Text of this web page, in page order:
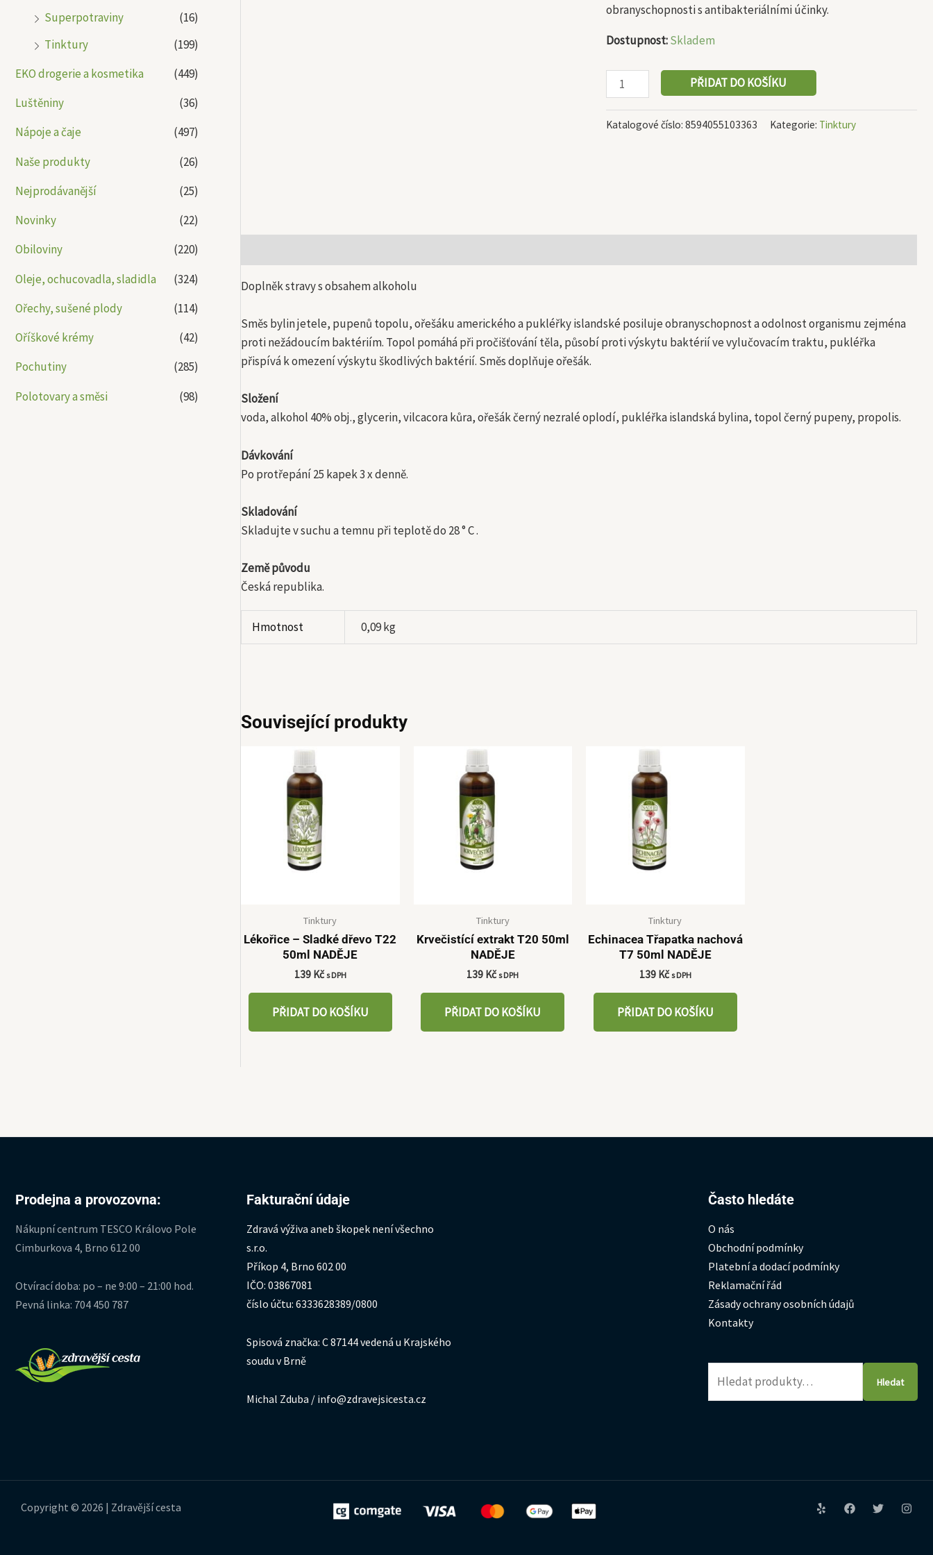
Superpotraviny
(16)
Tinktury
(199)
EKO drogerie a kosmetika
(449)
Luštěniny
(36)
Nápoje a čaje
(497)
Naše produkty
(26)
Nejprodávanější
(25)
Novinky
(22)
Obiloviny
(220)
Oleje, ochucovadla, sladidla
(324)
Ořechy, sušené plody
(114)
Oříškové krémy
(42)
Pochutiny
(285)
Polotovary a směsi
(98)
obranyschopnosti s antibakteriálními účinky.
Dostupnost:Skladem
PŘIDAT DO KOŠÍKU
Katalogové číslo: 8594055103363 Kategorie: Tinktury
Doplněk stravy s obsahem alkoholu
Směs bylin jetele, pupenů topolu, ořešáku amerického a pukléřky islandské posiluje obranyschopnost a odolnost organismu zejména
proti nežádoucím baktériím. Topol pomáhá při pročišťování těla, působí proti výskytu baktérií ve vylučovacím traktu, pukléřka
přispívá k omezení výskytu škodlivých baktérií. Směs doplňuje ořešák.
Složení
voda, alkohol 40% obj., glycerin, vilcacora kůra, ořešák černý nezralé oplodí, pukléřka islandská bylina, topol černý pupeny, propolis.
Dávkování
Po protřepání 25 kapek 3 x denně.
Skladování
Skladujte v suchu a temnu při teplotě do 28 ° C .
Země původu
Česká republika.
Hmotnost 0,09 kg
Související produkty
Tinktury
Lékořice – Sladké dřevo T22
50ml NADĚJE
139 Kč s DPH
PŘIDAT DO KOŠÍKU
Tinktury
Krvečistící extrakt T20 50ml
NADĚJE
139 Kč s DPH
PŘIDAT DO KOŠÍKU
Tinktury
Echinacea Třapatka nachová
T7 50ml NADĚJE
139 Kč s DPH
PŘIDAT DO KOŠÍKU
Prodejna a provozovna:
Nákupní centrum TESCO Královo Pole
Cimburkova 4, Brno 612 00
Otvírací doba: po – ne 9:00 – 21:00 hod.
Pevná linka: 704 450 787
Fakturační údaje
Zdravá výživa aneb škopek není všechno
s.r.o.
Příkop 4, Brno 602 00
IČO: 03867081
číslo účtu: 6333628389/0800
Spisová značka: C 87144 vedená u Krajského
soudu v Brně
Michal Zduba / info@zdravejsicesta.cz
Často hledáte
O nás
Obchodní podmínky
Platební a dodací podmínky
Reklamační řád
Zásady ochrany osobních údajů
Kontakty
Hledat:
Hledat
Copyright © 2026 | Zdravější cesta